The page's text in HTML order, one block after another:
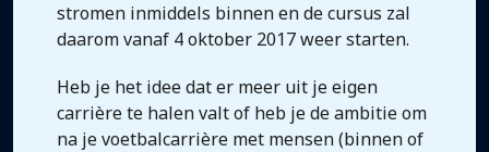
stromen inmiddels binnen en de cursus zal
daarom vanaf 4 oktober 2017 weer starten.
Heb je het idee dat er meer uit je eigen
carrière te halen valt of heb je de ambitie om
na je voetbalcarrière met mensen (binnen of